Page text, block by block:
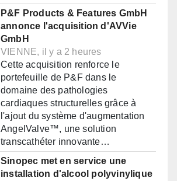
P&F Products & Features GmbH
annonce l'acquisition d'AVVie
GmbH
VIENNE, il y a 2 heures
Cette acquisition renforce le
portefeuille de P&F dans le
domaine des pathologies
cardiaques structurelles grâce à
l'ajout du système d'augmentation
AngelValve™, une solution
transcathéter innovante…
Sinopec met en service une
installation d'alcool polyvinylique